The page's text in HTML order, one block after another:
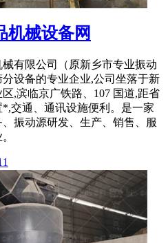
机械设备网
有限公司（原新乡市专业振动
设备的专业企业,公司坐落于新
,滨临京广铁路、107 国道,距省
交通、通讯设施便利。是一家
振动源研发、生产、销售、服